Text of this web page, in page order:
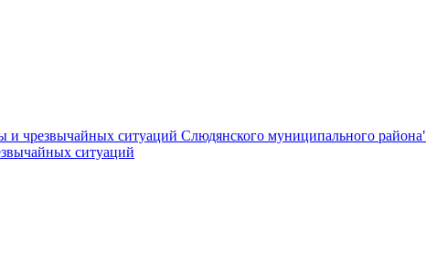
чрезвычайных ситуаций Слюдянского муниципального
ситуаций